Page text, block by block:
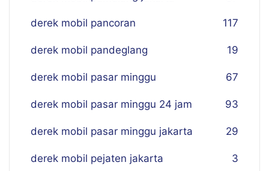
derek mobil pancoran 117
derek mobil pandeglang 19
derek mobil pasar minggu 67
derek mobil pasar minggu 24 jam 93
derek mobil pasar minggu jakarta 29
derek mobil pejaten jakarta 3